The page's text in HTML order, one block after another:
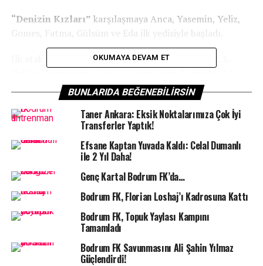
“Denizin Kızları” karşılaşmaya Anca, Yasemin, Yeliz,
Gomes, Fatma, Gülsüm ve Eda ilk yedisiyle başladı.
İlk atak ve gol Yalıkavakspor ve Nouma’dan geldi. 5.
Dakikada skor 8-3 Yalıkavakspor lehineyken,
Yenimahalle Beediyespor molası geldi.
Mola sonrası maça denge geldi. Önce dengeyi kuran
Yenimahalle Belediyespor,sonrasında bulduğu
gollerle ilk devrenin sonunda soyunma odasına 14-16
önde gitti.
OKUMAYA DEVAM ET
BUNLARIDA BEĞENEBILIRSIN
Taner Ankara: Eksik Noktalarımıza Çok İyi
Transferler Yaptık!
Efsane Kaptan Yuvada Kaldı: Celal Dumanlı
ile 2 Yıl Daha!
Genç Kartal Bodrum FK’da…
Bodrum FK, Florian Loshaj’ı Kadrosuna Kattı
Bodrum FK, Topuk Yaylası Kampını
Tamamladı
Bodrum FK Savunmasını Ali Şahin Yılmaz
Güçlendirdi!